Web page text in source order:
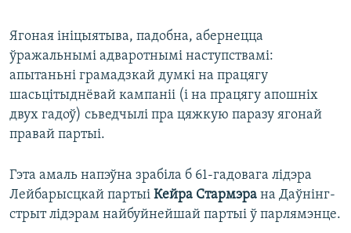
Ягоная ініцыятыва, падобна, абернецца
ўражальнымі адваротнымі наступствамі:
апытаньні грамадзкай думкі на працягу
шасьцітыднёвай кампаніі (і на працягу апошніх
двух гадоў) сьведчылі пра цяжкую паразу ягонай
правай партыі.
Гэта амаль напэўна зрабіла б 61-гадовага лідэра
Лейбарысцкай партыі Кейра Стармэра на Даўнінг-
стрыт лідэрам найбуйнейшай партыі ў парлямэнце.